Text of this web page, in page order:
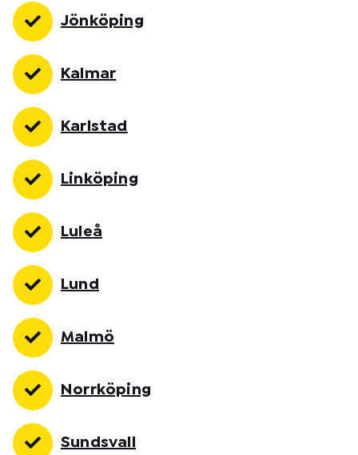
Jönköping
Kalmar
Karlstad
Linköping
Luleå
Lund
Malmö
Norrköping
Sundsvall